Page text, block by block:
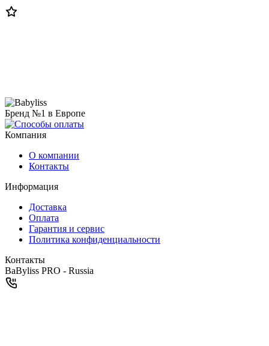
Бренд №1 в Европе
Компания
О компании
Контакты
Информация
Доставка
Оплата
Гарантия и сервис
Политика конфиденциальности
Контакты
BaByliss PRO - Russia